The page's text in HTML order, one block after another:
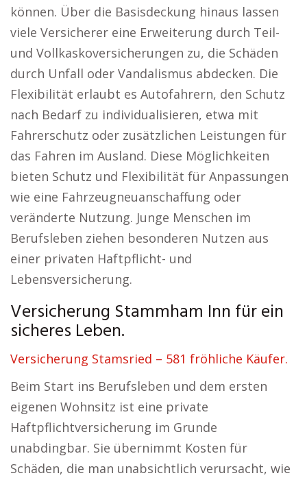
können. Über die Basisdeckung hinaus lassen
viele Versicherer eine Erweiterung durch Teil-
und Vollkaskoversicherungen zu, die Schäden
durch Unfall oder Vandalismus abdecken. Die
Flexibilität erlaubt es Autofahrern, den Schutz
nach Bedarf zu individualisieren, etwa mit
Fahrerschutz oder zusätzlichen Leistungen für
das Fahren im Ausland. Diese Möglichkeiten
bieten Schutz und Flexibilität für Anpassungen
wie eine Fahrzeugneuanschaffung oder
veränderte Nutzung. Junge Menschen im
Berufsleben ziehen besonderen Nutzen aus
einer privaten Haftpflicht- und
Lebensversicherung.
Versicherung Stammham Inn für ein
sicheres Leben.
Versicherung Stamsried – 581 fröhliche Käufer.
Beim Start ins Berufsleben und dem ersten
eigenen Wohnsitz ist eine private
Haftpflichtversicherung im Grunde
unabdingbar. Sie übernimmt Kosten für
Schäden, die man unabsichtlich verursacht, wie